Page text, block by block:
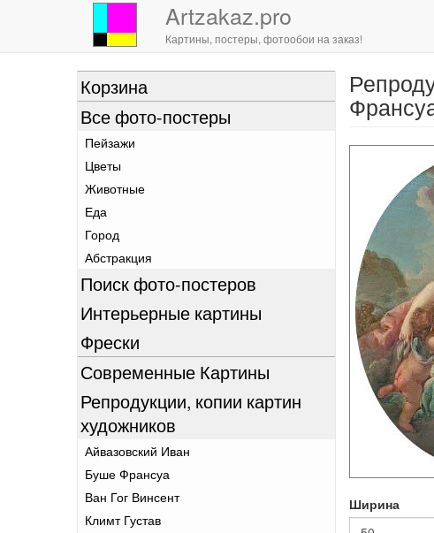
Artzakaz.pro
Картины, постеры, фотообои на заказ!
Корзина
Все фото-постеры
Пейзажи
Цветы
Животные
Еда
Город
Абстракция
Поиск фото-постеров
Интерьерные картины
Фрески
Современные Картины
Репродукции, копии картин
художников
Айвазовский Иван
Буше Франсуа
Ван Гог Винсент
Климт Густав
Ширина